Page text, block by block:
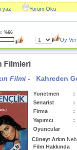
yaz Yorum Oku
%66
Oy Ver
Filmleri
Filmi - Kahreden
Yönetmen
:
Senarist
:
Firma
:
Yapımcı
:
Oyuncular
Cüneyt Arkın
Film Hakkında